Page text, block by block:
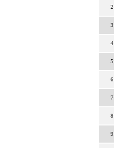
2
3
4
5
6
7
8
9